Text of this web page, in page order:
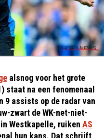
alsnog voor het grote
staat na een fenomenaal
9 assists op de radar van
zwart de WK-net-niet-
Westkapelle, ruiken AS
hun kans. Dat schrijft